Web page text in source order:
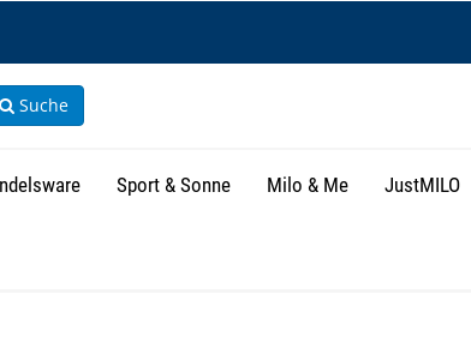
Suche
Sport & Sonne Milo & Me JustMILO